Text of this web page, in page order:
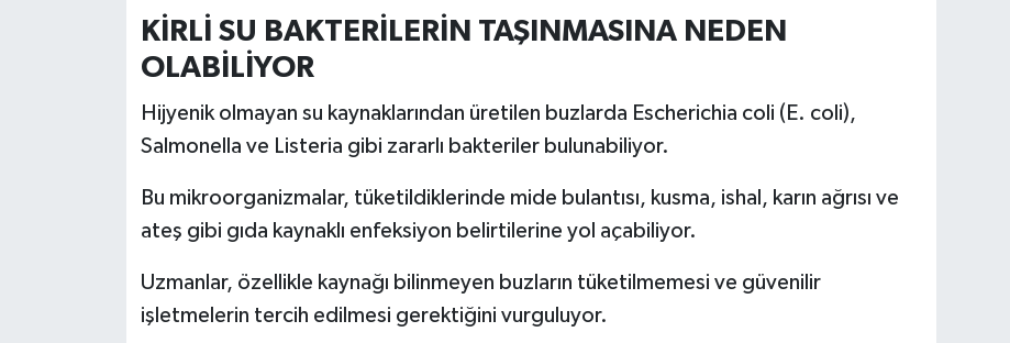
KİRLİ SU BAKTERİLERİN TAŞINMASINA NEDEN
OLABİLİYOR
Hijyenik olmayan su kaynaklarından üretilen buzlarda Escherichia coli (E. coli),
Salmonella ve Listeria gibi zararlı bakteriler bulunabiliyor.
Bu mikroorganizmalar, tüketildiklerinde mide bulantısı, kusma, ishal, karın ağrısı ve
ateş gibi gıda kaynaklı enfeksiyon belirtilerine yol açabiliyor.
Uzmanlar, özellikle kaynağı bilinmeyen buzların tüketilmemesi ve güvenilir
işletmelerin tercih edilmesi gerektiğini vurguluyor.
Video Galeri
Yemek Tarifleri